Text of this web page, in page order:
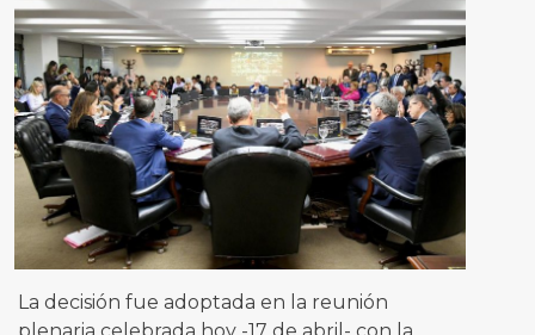
La decisión fue adoptada en la reunión